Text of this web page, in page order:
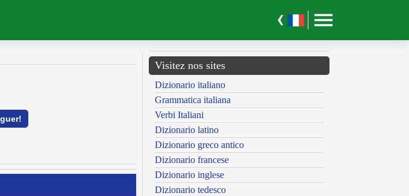
Visitez nos sites
Dizionario italiano
Grammatica italiana
Verbi Italiani
Dizionario latino
Dizionario greco antico
Dizionario francese
Dizionario inglese
Dizionario tedesco